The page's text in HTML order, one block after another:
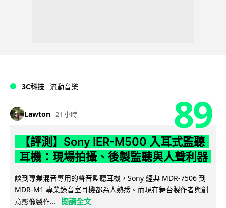
3C科技 流動音樂
Lawton 21 小時 89
【評測】Sony IER-M500 入耳式監聽
耳機：現場拍攝、後製監聽與人聲利器
談到專業混音專用的聲音監聽耳機，Sony 經典 MDR-7506 到
MDR-M1 專業錄音室耳機都為人熟悉。而現在舞台製作者與創
意影像製作...
閱讀全文